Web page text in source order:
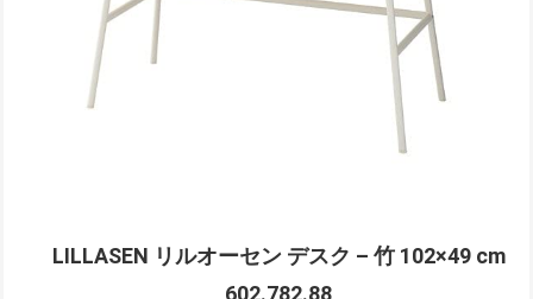
LILLASEN リルオーセン デスク – 竹 102×49 cm
602.782.88